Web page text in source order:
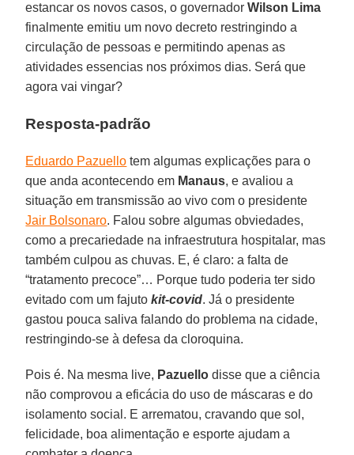
estancar os novos casos, o governadorWilson Lima
finalmente emitiu um novo decreto restringindo a
circulação de pessoas e permitindo apenas as
atividades essencias nos próximos dias. Será que
agora vai vingar?
Resposta-padrão
Eduardo Pazuello tem algumas explicações para o
que anda acontecendo em Manaus, e avaliou a
situação em transmissão ao vivo com o presidente
Jair Bolsonaro. Falou sobre algumas obviedades,
como a precariedade na infraestrutura hospitalar, mas
também culpou as chuvas. E, é claro: a falta de
“tratamento precoce”… Porque tudo poderia ter sido
evitado com um fajutokit-covid. Já o presidente
gastou pouca saliva falando do problema na cidade,
restringindo-se à defesa da cloroquina.
Pois é. Na mesma live, Pazuello disse que a ciência
não comprovou a eficácia do uso de máscaras e do
isolamento social. E arrematou, cravando que sol,
felicidade, boa alimentação e esporte ajudam a